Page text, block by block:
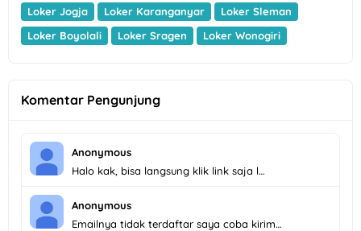
Loker Jogja
Loker Karanganyar
Loker Sleman
Loker Boyolali
Loker Sragen Loker Wonogiri
Komentar Pengunjung
Anonymous
Halo kak, bisa langsung klik link saja l…
Anonymous
Emailnya tidak terdaftar saya coba kirim…